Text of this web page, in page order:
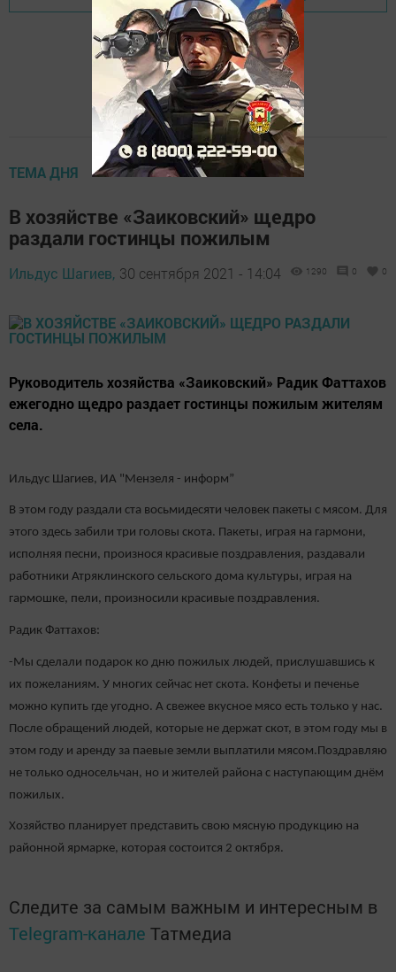
ТЕМА ДНЯ
В хозяйстве «Заиковский» щедро
раздали гостинцы пожилым
Ильдус Шагиев, 30 сентября 2021 - 14:04 1290 0 0
Руководитель хозяйства «Заиковский» Радик Фаттахов
ежегодно щедро раздает гостинцы пожилым жителям
села.
Ильдус Шагиев, ИА "Мензеля - информ”
В этом году раздали ста восьмидесяти человек пакеты с мясом. Для
этого здесь забили три головы скота. Пакеты, играя на гармони,
исполняя песни, произнося красивые поздравления, раздавали
работники Атряклинского сельского дома культуры, играя на
гармошке, пели, произносили красивые поздравления.
Радик Фаттахов:
-Мы сделали подарок ко дню пожилых людей, прислушавшись к
их пожеланиям. У многих сейчас нет скота. Конфеты и печенье
можно купить где угодно. А свежее вкусное мясо есть только у нас.
После обращений людей, которые не держат скот, в этом году мы в
этом году и аренду за паевые земли выплатили мясом.Поздравляю
не только односельчан, но и жителей района с наступающим днём
пожилых.
Хозяйство планирует представить свою мясную продукцию на
районной ярмарке, которая состоится 2 октября.
Следите за самым важным и интересным в
Telegram-канале Татмедиа